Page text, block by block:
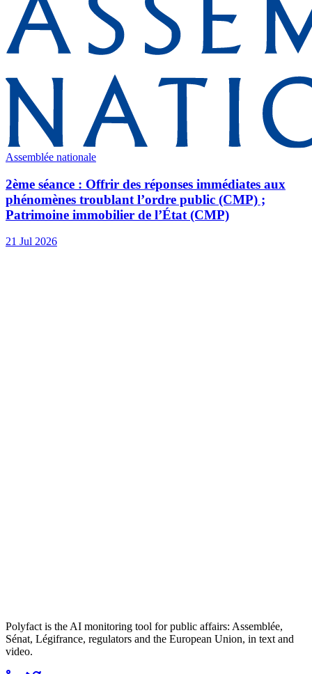
Assemblée nationale
2ème séance : Offrir des réponses immédiates aux
phénomènes troublant l’ordre public (CMP) ;
Patrimoine immobilier de l’État (CMP)
21 Jul 2026
Polyfact is the AI monitoring tool for public affairs: Assemblée,
Sénat, Légifrance, regulators and the European Union, in text and
video.